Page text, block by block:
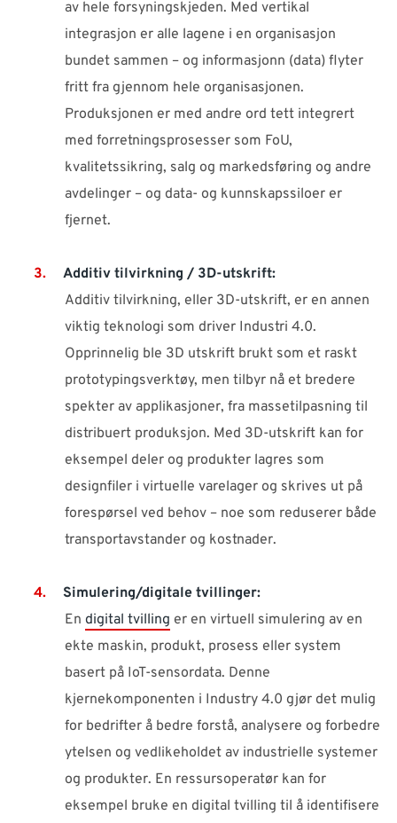
av hele forsyningskjeden. Med vertikal
integrasjon er alle lagene i en organisasjon
bundet sammen – og informasjonn (data) flyter
fritt fra gjennom hele organisasjonen.
Produksjonen er med andre ord tett integrert
med forretningsprosesser som FoU,
kvalitetssikring, salg og markedsføring og andre
avdelinger – og data- og kunnskapssiloer er
fjernet.
Additiv tilvirkning / 3D-utskrift:
Additiv tilvirkning, eller 3D-utskrift, er en annen
viktig teknologi som driver Industri 4.0.
Opprinnelig ble 3D utskrift brukt som et raskt
prototypingsverktøy, men tilbyr nå et bredere
spekter av applikasjoner, fra massetilpasning til
distribuert produksjon. Med 3D-utskrift kan for
eksempel deler og produkter lagres som
designfiler i virtuelle varelager og skrives ut på
forespørsel ved behov – noe som reduserer både
transportavstander og kostnader.
Simulering/digitale tvillinger:
En digital tvilling er en virtuell simulering av en
ekte maskin, produkt, prosess eller system
basert på IoT-sensordata. Denne
kjernekomponenten i Industry 4.0 gjør det mulig
for bedrifter å bedre forstå, analysere og forbedre
ytelsen og vedlikeholdet av industrielle systemer
og produkter. En ressursoperatør kan for
eksempel bruke en digital tvilling til å identifisere